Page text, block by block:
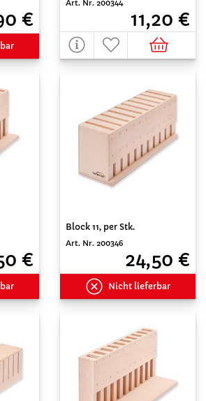
€
Art. Nr. 200344
11,20 €
€
Block 11, per Stk.
Art. Nr. 200346
24,50 €
Nicht lieferbar